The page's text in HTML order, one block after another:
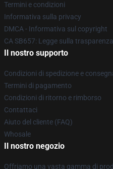
Termini e condizioni
Informativa sulla privacy
DMCA - Informativa sul copyright
CA SB657: Legge sulla
Il nostro supporto
Condizioni di spedizione e
Termini di pagamento
Condizioni di ritorno e rimborso
Contattaci
Aiuto del cliente (FAQ)
Whosale
Il nostro negozio
Offriamo una vasta gamma di